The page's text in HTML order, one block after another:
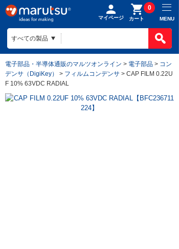
マイページ カート
0
MENU
電子部品・半導体通販のマルツオンライン > 電子部品 > コン
デンサ（DigiKey）
> フィルムコンデンサ > CAP FILM 0.22U
F 10% 63VDC RADIAL